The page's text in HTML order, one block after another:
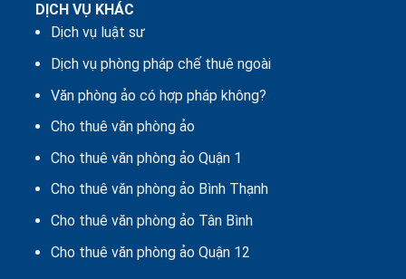
DỊCH VỤ KHÁC
Dịch vụ luật sư
Dịch vụ phòng pháp chế thuê ngoài
Văn phòng ảo có hợp pháp không?
Cho thuê văn phòng ảo
Cho thuê văn phòng ảo Quận 1
Cho thuê văn phòng ảo Bình Thạnh
Cho thuê văn phòng ảo Tân Bình
Cho thuê văn phòng ảo Quận 12